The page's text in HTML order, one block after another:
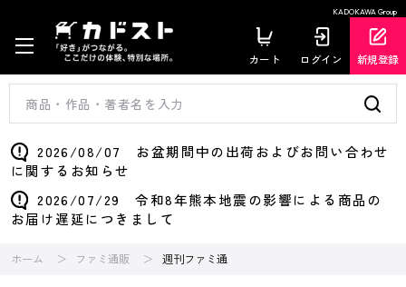
KADOKAWA Group
カート ログイン 新規登録
2026/08/07 お盆期間中の出荷およびお問い合わせ
に関するお知らせ
2026/07/29 令和8年熊本地震の影響による商品の
お届け遅延につきまして
ホーム ファミ通販 週刊ファミ通